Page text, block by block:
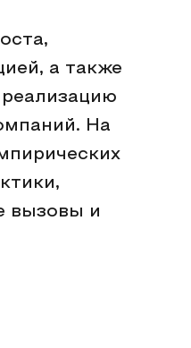
а также
реализацию
На
вызовы и